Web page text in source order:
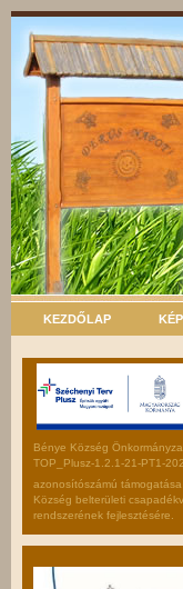
KEZDŐLAP
Bénye Község
TOP_Plusz-1.2.1-21-PT1-
azonosítószámú
Község belterületi
rendszerének fejlesztésére.